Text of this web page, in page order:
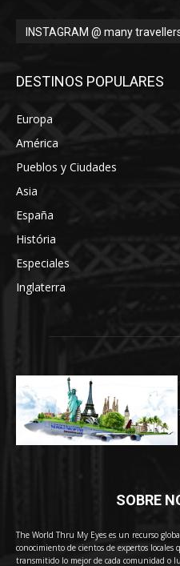
INSTAGRAM @ many
DESTINOS POPULARES
Europa
América
Pueblos y Ciudades
Asia
España
História
Especiales
Inglaterra
SOBRE
The World Thru My Eyes es un recurso
conocimiento de cientos de expertos
transmitido lo mejor de cada comunidad o